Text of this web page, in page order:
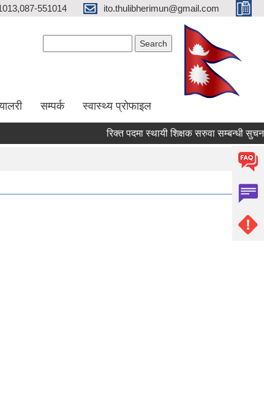
551014 ito.thulibherimun@gmail.com
सम्पर्क स्वास्थ्य प्राेफाइल
रिक्त पदमा स्थायी शिक्षक सरुवा सम्बन्धी सुचना ।